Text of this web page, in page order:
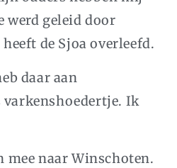
werd geleid door
de Sjoa overleefd.
daar aan
varkenshoedertje. Ik
naar Winschoten.